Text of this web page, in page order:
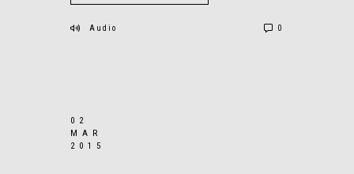
Audio 0
02
MAR
2015